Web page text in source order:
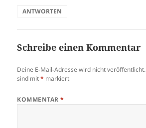
ANTWORTEN
Schreibe einen Kommentar
Deine E-Mail-Adresse wird nicht veröffentlicht.
sind mit* markiert
KOMMENTAR*